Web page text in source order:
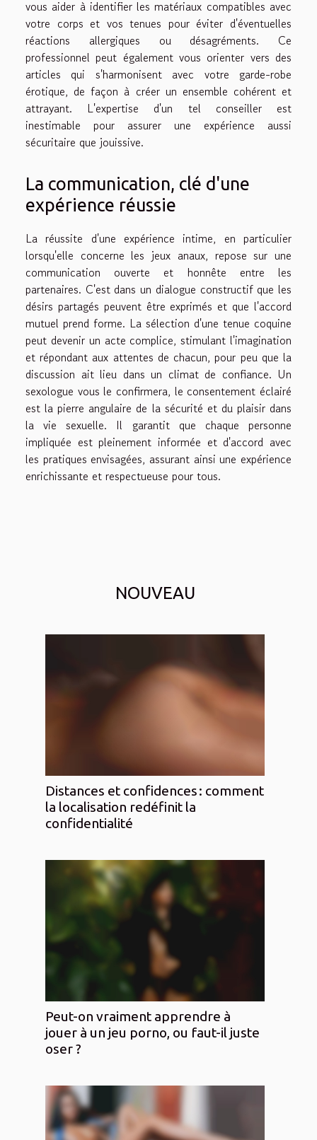
vous aider à identifier les matériaux compatibles avec
votre corps et vos tenues pour éviter d'éventuelles
réactions allergiques ou désagréments. Ce
professionnel peut également vous orienter vers des
articles qui s'harmonisent avec votre garde-robe
érotique, de façon à créer un ensemble cohérent et
attrayant. L'expertise d'un tel conseiller est
inestimable pour assurer une expérience aussi
sécuritaire que jouissive.
La communication, clé d'une
expérience réussie
La réussite d'une expérience intime, en particulier
lorsqu'elle concerne les jeux anaux, repose sur une
communication ouverte et honnête entre les
partenaires. C'est dans un dialogue constructif que les
désirs partagés peuvent être exprimés et que l'accord
mutuel prend forme. La sélection d'une tenue coquine
peut devenir un acte complice, stimulant l'imagination
et répondant aux attentes de chacun, pour peu que la
discussion ait lieu dans un climat de confiance. Un
sexologue vous le confirmera, le consentement éclairé
est la pierre angulaire de la sécurité et du plaisir dans
la vie sexuelle. Il garantit que chaque personne
impliquée est pleinement informée et d'accord avec
les pratiques envisagées, assurant ainsi une expérience
enrichissante et respectueuse pour tous.
NOUVEAU
Distances et confidences : comment
la localisation redéfinit la
confidentialité
Peut-on vraiment apprendre à
jouer à un jeu porno, ou faut-il juste
oser ?